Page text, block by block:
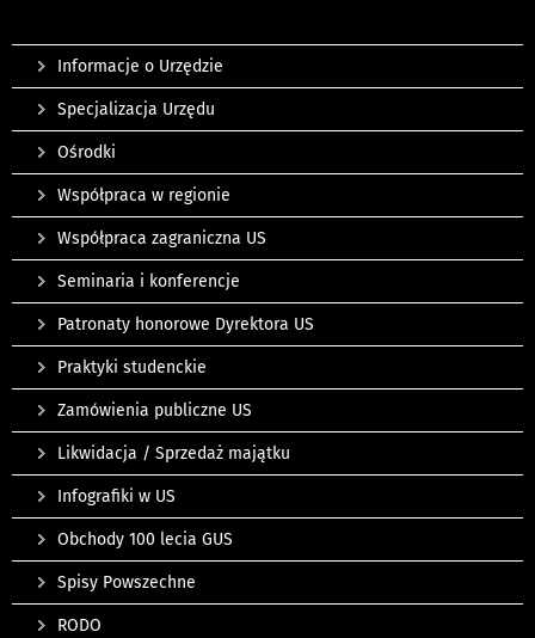
Informacje o Urzędzie
Specjalizacja Urzędu
Ośrodki
Współpraca w regionie
Współpraca zagraniczna US
Seminaria i konferencje
Patronaty honorowe Dyrektora US
Praktyki studenckie
Zamówienia publiczne US
Likwidacja / Sprzedaż majątku
Infografiki w US
Obchody 100 lecia GUS
Spisy Powszechne
RODO